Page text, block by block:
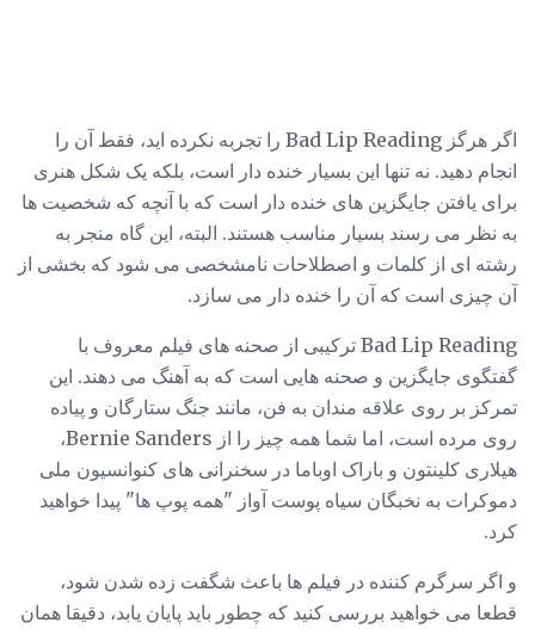
اگر هرگز Bad Lip Reading را تجربه نکرده اید، فقط آن را
انجام دهید. نه تنها این بسیار خنده دار است، بلکه یک شکل هنری
برای یافتن جایگزین های خنده دار است که با آنچه که شخصیت ها
به نظر می رسند بسیار مناسب هستند. البته، این گاه منجر به
رشته ای از کلمات و اصطلاحات نامشخصی می شود که بخشی از
آن چیزی است که آن را خنده دار می سازد.
Bad Lip Reading ترکیبی از صحنه های فیلم معروف با
گفتگوی جایگزین و صحنه هایی است که به آهنگ می دهند. این
تمرکز بر روی علاقه مندان به فن، مانند جنگ ستارگان و پیاده
روی مرده است، اما شما همه چیز را از Bernie Sanders،
هیلاری کلینتون و باراک اوباما در سخنرانی های کنوانسیون ملی
دموکرات به نخبگان سیاه پوست آواز "همه پوپ ها" پیدا خواهید
کرد.
و اگر سرگرم کننده در فيلم ها باعث شگفت زده شدن شود،
قطعا می خواهید بررسی کنید که چطور باید پایان یابد، دقیقا همان